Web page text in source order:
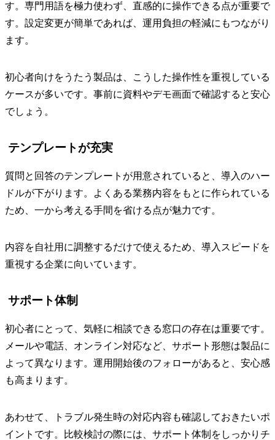
す。専門用語を極力使わず、直感的に操作できる点が重要で
す。設定変更が簡単であれば、運用負担の軽減にもつながり
ます。
初心者向けをうたう製品は、こうした操作性を重視している
ケースが多いです。事前に資料やデモ画面で確認すると安心
でしょう。
テンプレートが充実
質問と回答のテンプレートが用意されていると、導入のハー
ドルが下がります。よくある業務内容をもとに作られている
ため、一から考える手間を省ける点が魅力です。
内容を自社用に調整するだけで使えるため、導入スピードを
重視する企業に向いています。
サポート体制
初心者にとって、気軽に相談できる窓口の存在は重要です。
メールや電話、オンライン対応など、サポート形態は製品に
よって異なります。運用開始後のフォローがあると、安心感
も高まります。
あわせて、トラブル発生時の対応内容も確認しておきたいポ
イントです。比較検討の際には、サポート体制をしっかりチ